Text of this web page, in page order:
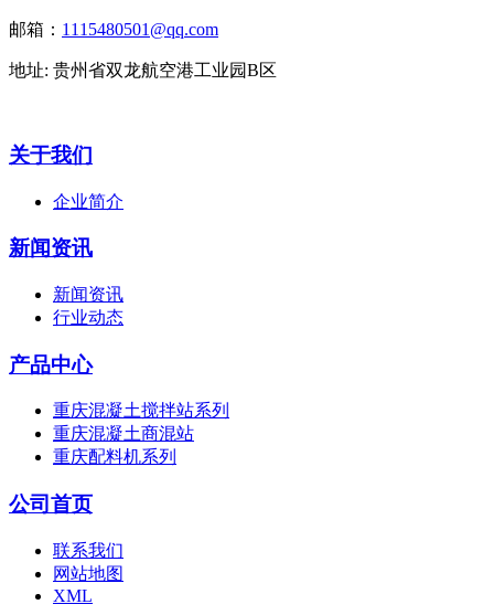
邮箱： 1115480501@qq.com
地址: 贵州省双龙航空港工业园B区
关于我们
企业简介
新闻资讯
新闻资讯
行业动态
产品中心
重庆混凝土搅拌站系列
重庆混凝土商混站
重庆配料机系列
公司首页
联系我们
网站地图
XML